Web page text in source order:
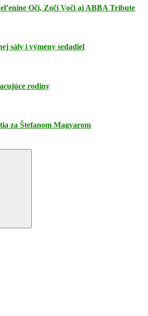
Oči, Zoči Voči aj ABBA Tribute
sály i výmeny sedadiel
rodiny
za Štefanom Magyarom